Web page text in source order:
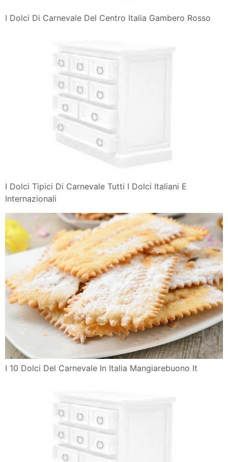
I Dolci Di Carnevale Del Centro Italia Gambero Rosso
I Dolci Tipici Di Carnevale Tutti I Dolci Italiani E
Internazionali
I 10 Dolci Del Carnevale In Italia Mangiarebuono It